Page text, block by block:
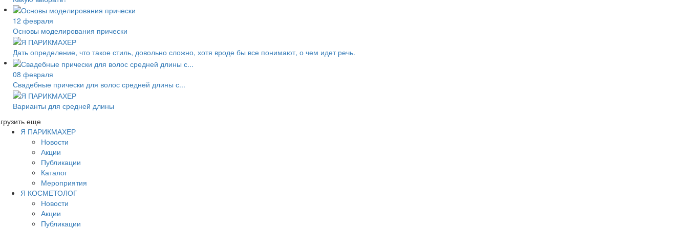
12 февраля
Основы моделирования прически
Дать определение, что такое стиль, довольно сложно, хотя вроде бы все понимают, о чем идет речь.
08 февраля
Свадебные прически для волос средней длины с...
Варианты для средней длины
еще
Я ПАРИКМАХЕР
Новости
Акции
Публикации
Каталог
Мероприятия
Я КОСМЕТОЛОГ
Новости
Акции
Публикации